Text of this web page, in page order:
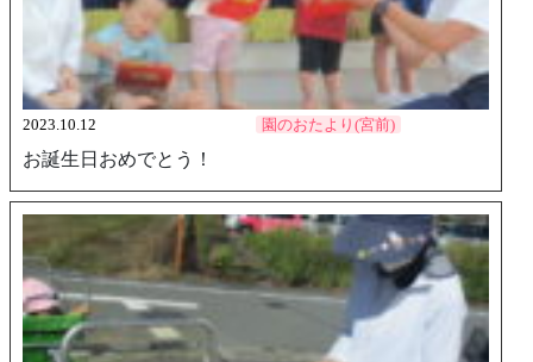
2023.10.12 園のおたより(宮前)
お誕生日おめでとう！